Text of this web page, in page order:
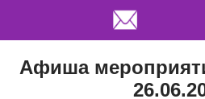
Афиша